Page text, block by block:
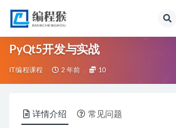
PyQt5开发与实战
IT编程课程 2 年前 10
详情介绍 常见问题